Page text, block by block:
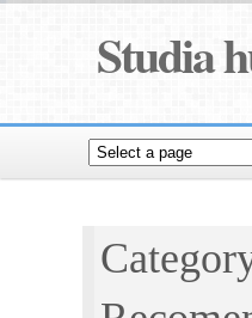
Studia